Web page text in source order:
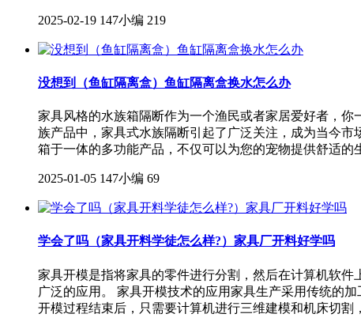
2025-02-19 147小编 219
没想到（鱼缸隔离盒）鱼缸隔离盒换水怎么办
家具风格的水族箱隔断作为一个渔民或者家居爱好者，
族产品中，家具式水族隔断引起了广泛关注，成为当今
箱于一体的多功能产品，不仅可以为您的宠物提供舒适的
2025-01-05 147小编 69
学会了吗（家具开料学徒怎么样?）家具厂开料好学吗
家具开模是指将家具的零件进行分割，然后在计算机软
广泛的应用。 家具开模技术的应用家具生产采用传统的
开模过程结束后，只需要计算机进行三维建模和机床切割